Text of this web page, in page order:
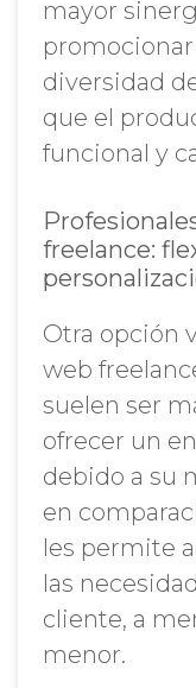
mayor
diversidad
que el
funcional y
freelance:
Otra opción
web
suelen ser
ofrecer un
debido a su
en
les permite
las
cliente, a
menor.